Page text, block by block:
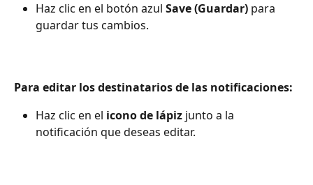
Haz clic en el botón azul Save (Guardar) para
guardar tus cambios.
Para editar los destinatarios de las notificaciones:
Haz clic en el icono de lápiz junto a la
notificación que deseas editar.